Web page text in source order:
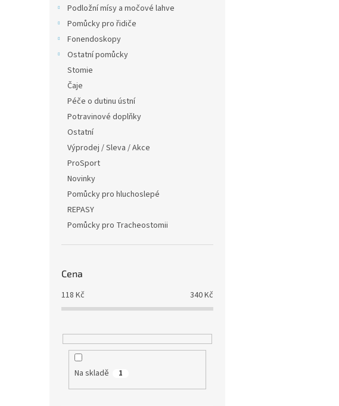
Podložní mísy a močové lahve
Pomůcky pro řidiče
Fonendoskopy
Ostatní pomůcky
Stomie
Čaje
Péče o dutinu ústní
Potravinové doplňky
Ostatní
Výprodej / Sleva / Akce
ProSport
Novinky
Pomůcky pro hluchoslepé
REPASY
Pomůcky pro Tracheostomii
Cena
118 Kč 340Kč
Na skladě 1